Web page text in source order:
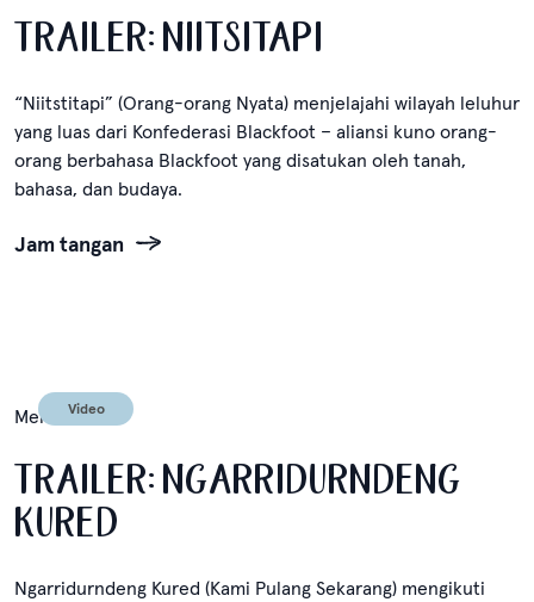
TRAILER: NIITSITAPI
“Niitstitapi” (Orang-orang Nyata) menjelajahi wilayah leluhur
yang luas dari Konfederasi Blackfoot – aliansi kuno orang-
orang berbahasa Blackfoot yang disatukan oleh tanah,
bahasa, dan budaya.
Jam tangan
Video
Mei 12, 2024
TRAILER: NGARRIDURNDENG
KURED
Ngarridurndeng Kured (Kami Pulang Sekarang) mengikuti